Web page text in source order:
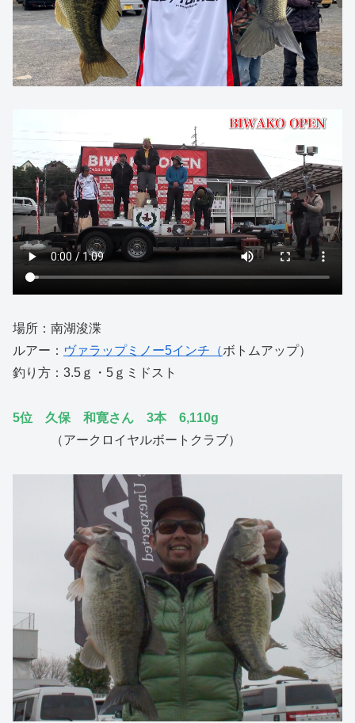
場所：南湖浚渫
ルアー： ヴァラップミノー5インチ（ボトムアップ）
釣り方：3.5ｇ・5ｇミドスト
5位 久保 和寛さん 3本 6,110g
（アークロイヤルボートクラブ）